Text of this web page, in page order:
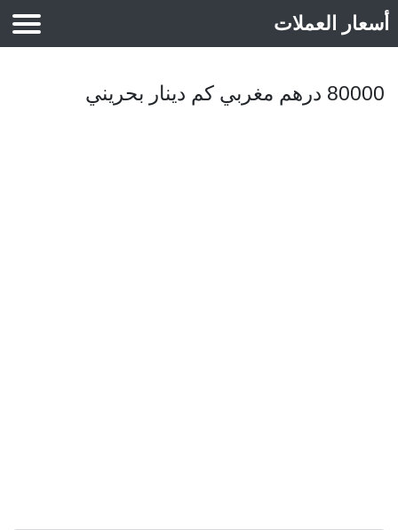
أسعار العملات
80000 درهم مغربي كم دينار بحريني